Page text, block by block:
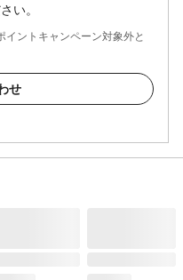
い。
ントキャンペーン対象外と
せ